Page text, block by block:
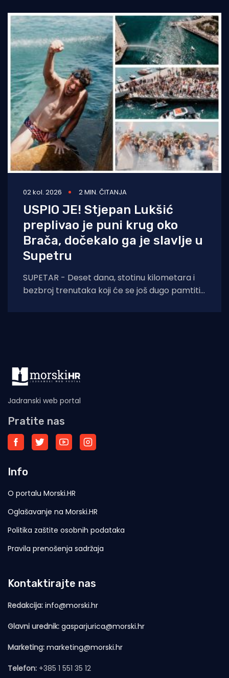
02 kol. 2026 2 MIN. ČITANJA
USPIO JE! Stjepan Lukšić
preplivao je puni krug oko
Brača, dočekalo ga je slavlje u
Supetru
SUPETAR - Deset dana, stotinu kilometara i
bezbroj trenutaka koji će se još dugo pamtiti.
Jadranski web portal
Pratite nas
Info
O portalu Morski.HR
Oglašavanje na Morski.HR
Politika zaštite osobnih podataka
Pravila prenošenja sadržaja
Kontaktirajte nas
Redakcija: info@morski.hr
Glavni urednik: gasparjurica@morski.hr
Marketing: marketing@morski.hr
Telefon: +385 1 551 35 12